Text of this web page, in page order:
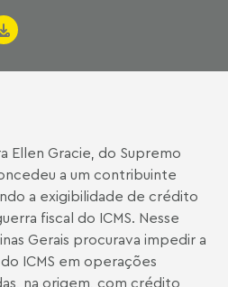
Ellen Gracie, do Supremo
a um contribuinte
a exigibilidade de crédito
fiscal do ICMS. Nesse
Gerais procurava impedir a
ICMS em operações
na origem, com crédito